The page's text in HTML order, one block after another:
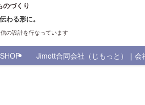
Jimott合同会社（じもっと）｜会
のづくり
わる形に。
の設計を行なっています